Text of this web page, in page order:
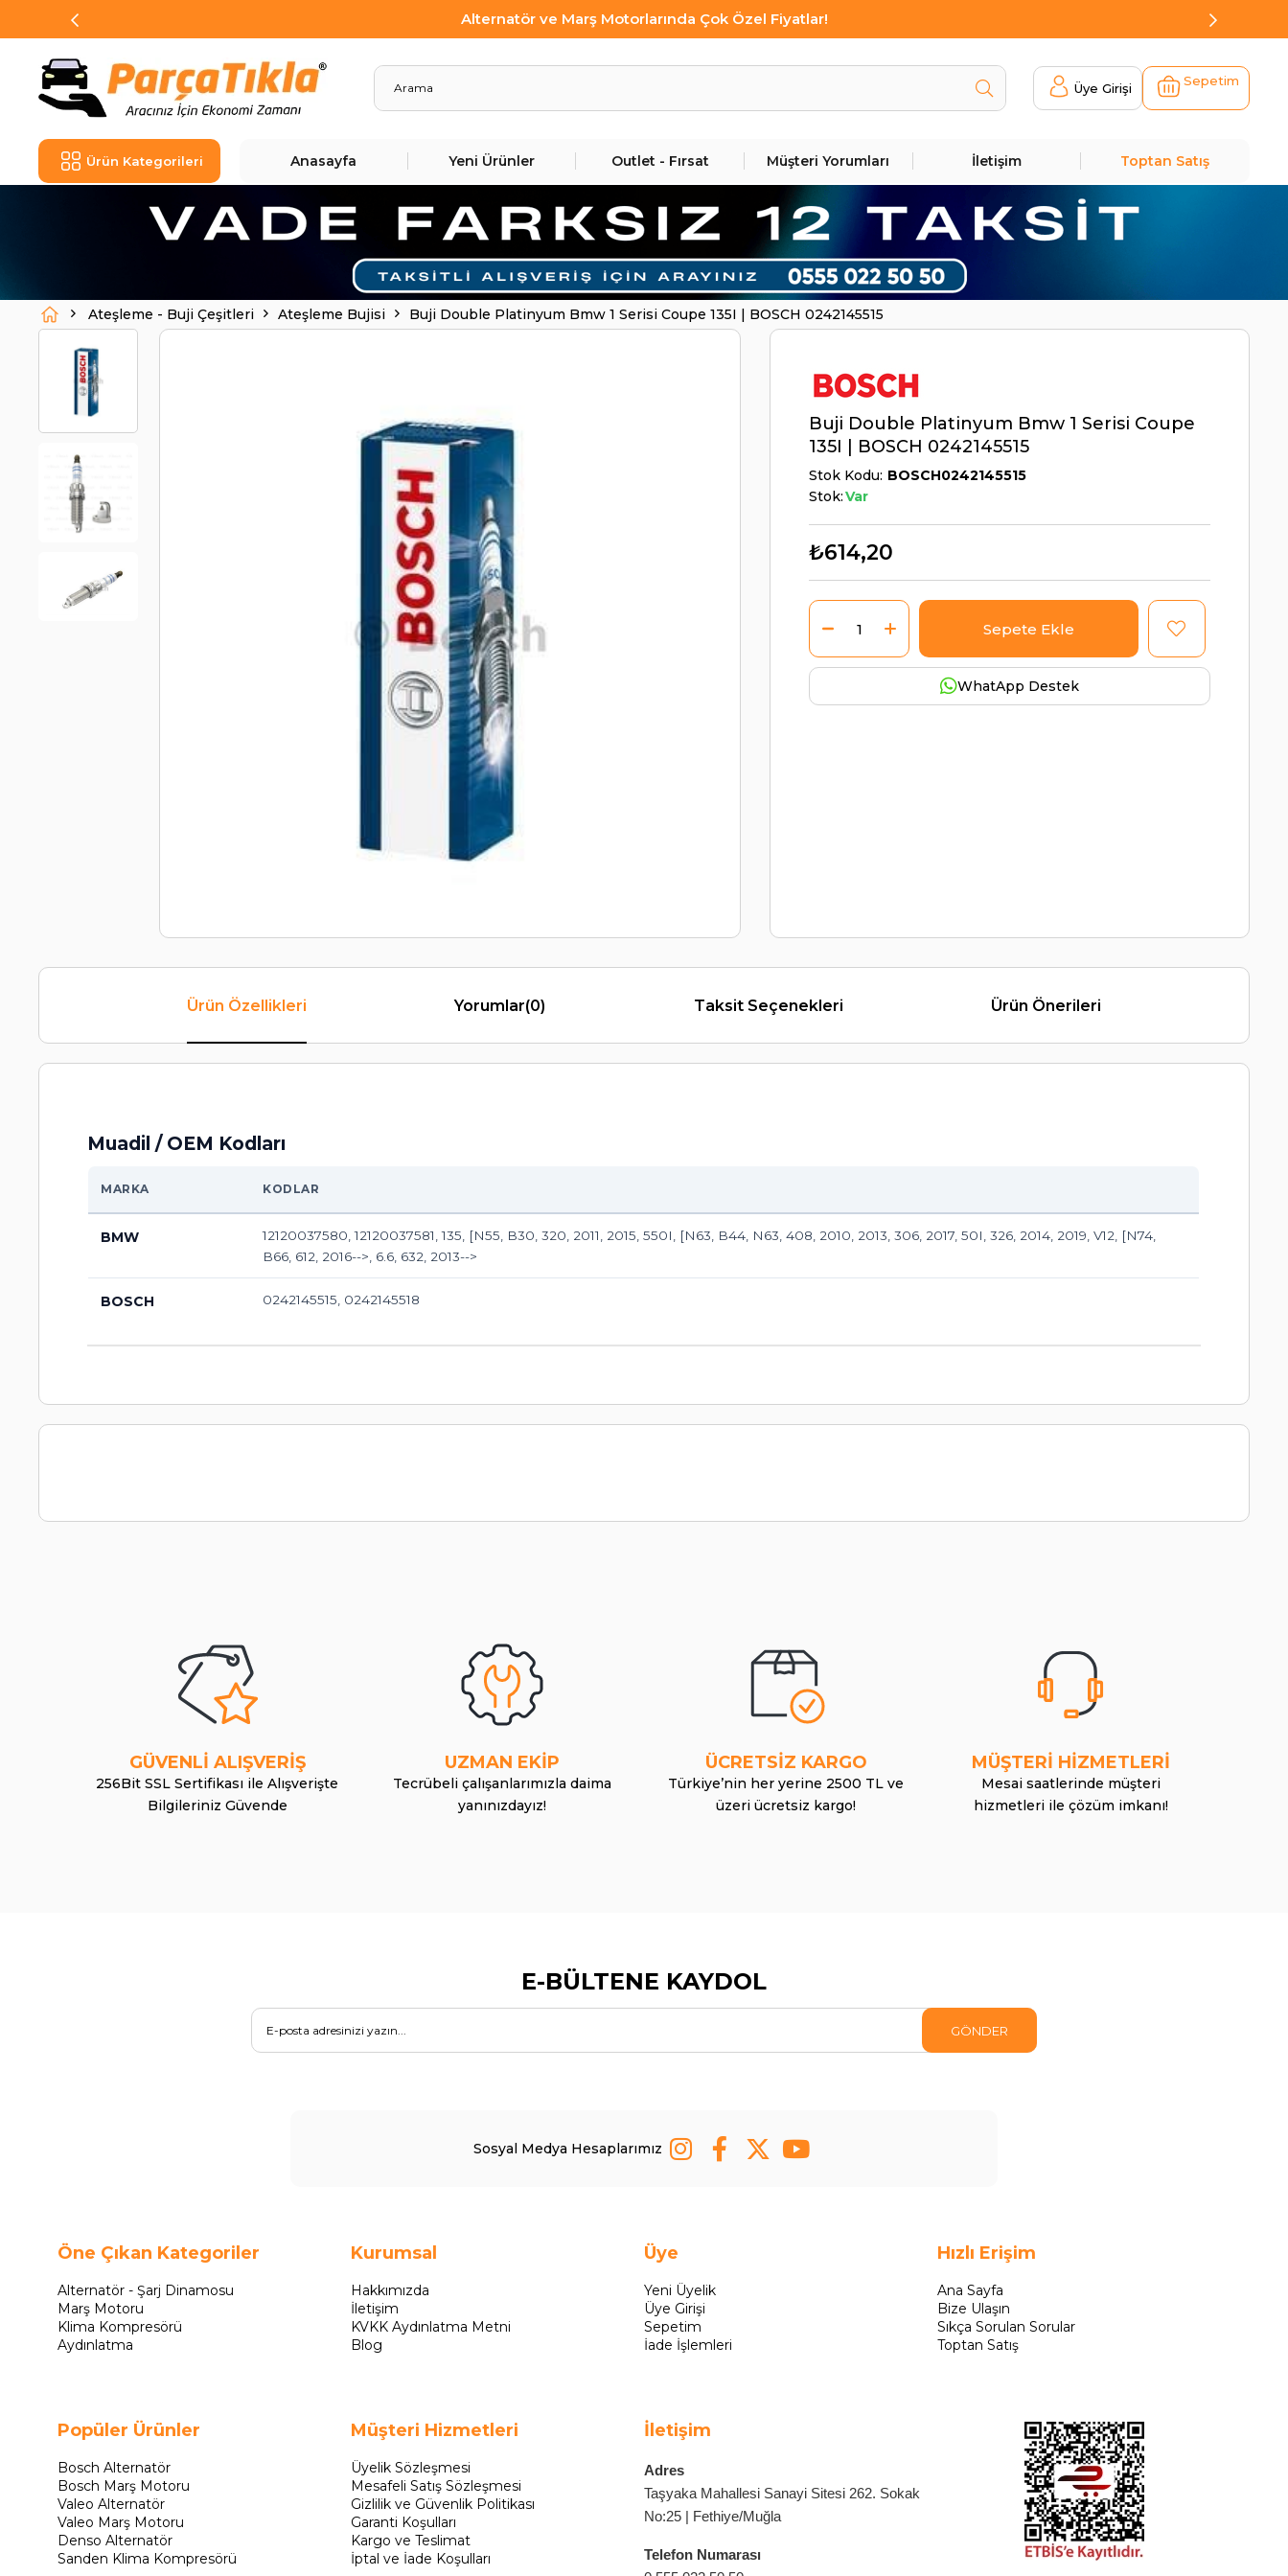
Alternatör ve Marş Motorlarında Çok Özel Fiyatlar!
Üye Girişi Sepetim
Ürün Kategorileri Anasayfa Yeni Ürünler Outlet - Fırsat Müşteri Yorumları İletişim Toptan Satış
Ateşleme - Buji Çeşitleri Ateşleme Bujisi Buji Double Platinyum Bmw 1 Serisi Coupe 135I | BOSCH 0242145515
Buji Double Platinyum Bmw 1 Serisi Coupe
135I | BOSCH 0242145515
Stok Kodu BOSCH0242145515
Stok:Var
₺614,20
WhatApp Destek
Ürün Özellikleri Yorumlar(0) Taksit Seçenekleri Ürün Önerileri
Muadil / OEM Kodları
MARKA KODLAR
BMW
12120037580, 12120037581, 135, [N55, B30, 320, 2011, 2015, 550I, [N63, B44, N63, 408, 2010, 2013, 306, 2017, 50I, 326, 2014, 2019, V12, [N74,
B66, 612, 2016-->, 6.6, 632, 2013-->
BOSCH 0242145515, 0242145518
GÜVENLİ ALIŞVERİŞ
256Bit SSL Sertifikası ile Alışverişte
Bilgileriniz Güvende
UZMAN EKİP
Tecrübeli çalışanlarımızla daima
yanınızdayız!
ÜCRETSİZ KARGO
Türkiye’nin her yerine 2500 TL ve
üzeri ücretsiz kargo!
MÜŞTERİ HİZMETLERİ
Mesai saatlerinde müşteri
hizmetleri ile çözüm imkanı!
E-BÜLTENE KAYDOL
GÖNDER
Sosyal Medya Hesaplarımız
Öne Çıkan Kategoriler
Alternatör - Şarj Dinamosu
Marş Motoru
Klima Kompresörü
Aydınlatma
Popüler Ürünler
Bosch Alternatör
Bosch Marş Motoru
Valeo Alternatör
Valeo Marş Motoru
Denso Alternatör
Sanden Klima Kompresörü
Kurumsal
Hakkımızda
İletişim
KVKK Aydınlatma Metni
Blog
Müşteri Hizmetleri
Üyelik Sözleşmesi
Mesafeli Satış Sözleşmesi
Gizlilik ve Güvenlik Politikası
Garanti Koşulları
Kargo ve Teslimat
İptal ve İade Koşulları
Üye
Yeni Üyelik
Üye Girişi
Sepetim
İade İşlemleri
İletişim
Adres
Taşyaka Mahallesi Sanayi Sitesi 262. Sokak
No:25 | Fethiye/Muğla
Telefon Numarası
Hızlı Erişim
Ana Sayfa
Bize Ulaşın
Sıkça Sorulan Sorular
Toptan Satış